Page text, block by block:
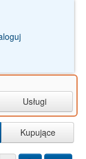
Usługi
Kupujące